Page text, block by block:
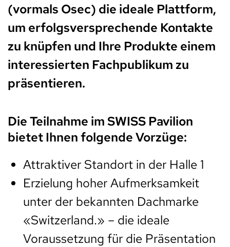
(vormals Osec) die ideale Plattform,
um erfolgsversprechende Kontakte
zu knüpfen und Ihre Produkte einem
interessierten Fachpublikum zu
präsentieren.
Die Teilnahme im SWISS Pavilion
bietet Ihnen folgende Vorzüge:
Attraktiver Standort in der Halle 1
Erzielung hoher Aufmerksamkeit
unter der bekannten Dachmarke
«Switzerland.» – die ideale
Voraussetzung für die Präsentation